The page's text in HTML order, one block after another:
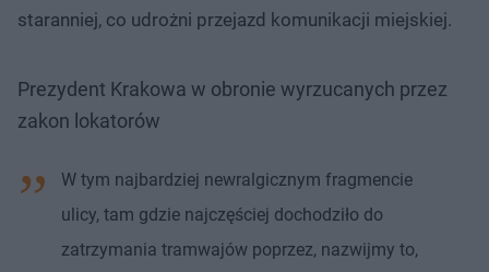
staranniej, co udrożni przejazd komunikacji miejskiej.
Prezydent Krakowa w obronie wyrzucanych przez
zakon lokatorów
W tym najbardziej newralgicznym fragmencie
ulicy, tam gdzie najczęściej dochodziło do
zatrzymania tramwajów poprzez, nazwijmy to,